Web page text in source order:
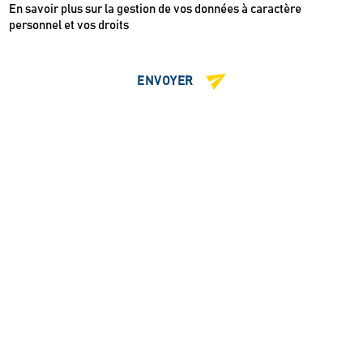
En savoir plus sur la gestion de vos données à caractère
personnel et vos droits
ENVOYER